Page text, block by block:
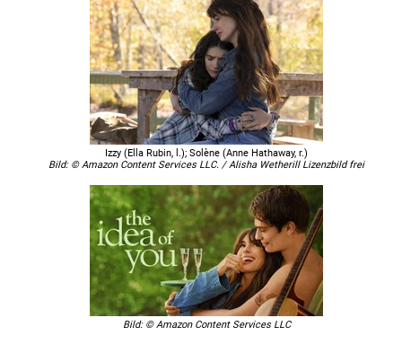
Izzy (Ella Rubin, l.); Solène (Anne Hathaway, r.)
Bild: © Amazon Content Services LLC. / Alisha Wetherill Lizenzbild frei
Bild: © Amazon Content Services LLC